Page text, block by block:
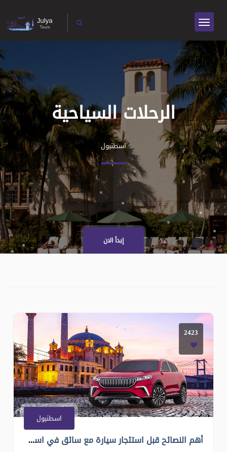
الرحلات السياحية
اسطنبول
إبدأ الان
2423
اسطنبول
أهم النصائح قبل استئجار سيارة مع سائق في اسطنبول